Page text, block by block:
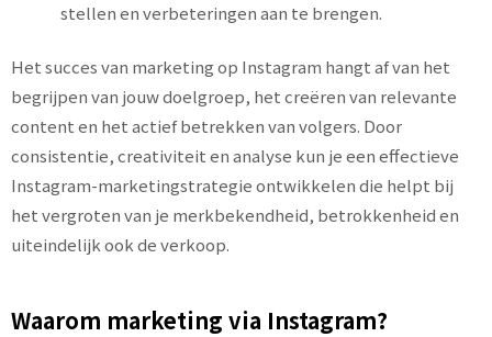
stellen en verbeteringen aan te brengen.
Het succes van marketing op Instagram hangt af van het
begrijpen van jouw doelgroep, het creëren van relevante
content en het actief betrekken van volgers. Door
consistentie, creativiteit en analyse kun je een effectieve
Instagram-marketingstrategie ontwikkelen die helpt bij
het vergroten van je merkbekendheid, betrokkenheid en
uiteindelijk ook de verkoop.
Waarom marketing via Instagram?